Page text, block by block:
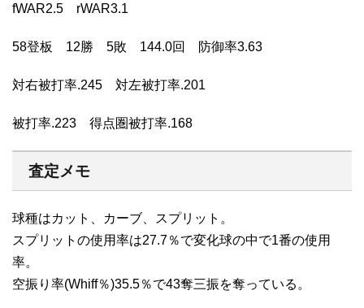
fWAR2.5 rWAR3.1
58登板 12勝 5敗 144.0回 防御率3.63
対右被打率.245 対左被打率.201
被打率.223 得点圏被打率.168
査定メモ
球種はカット、カーブ、スプリット。
スプリットの使用率は27.7％で変化球の中で1番の使用
率。
空振り率(Whiff％)35.5％で43奪三振を奪っている。